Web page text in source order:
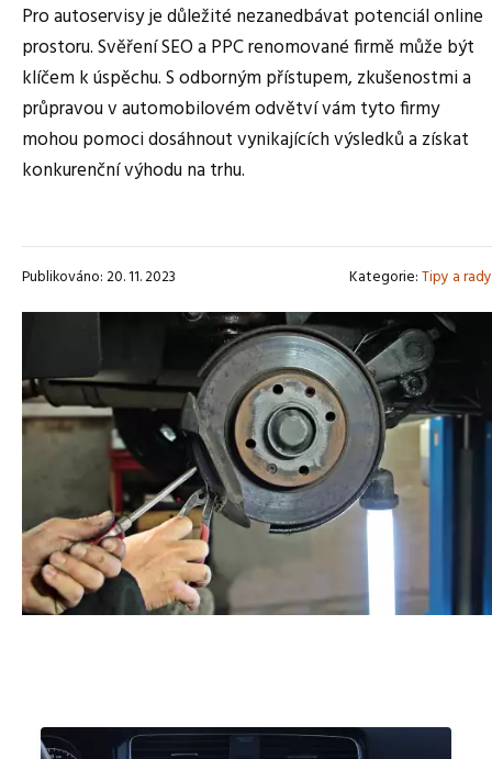
Pro autoservisy je důležité nezanedbávat potenciál online
prostoru. Svěření SEO a PPC renomované firmě může být
klíčem k úspěchu. S odborným přístupem, zkušenostmi a
průpravou v automobilovém odvětví vám tyto firmy
mohou pomoci dosáhnout vynikajících výsledků a získat
konkurenční výhodu na trhu.
Publikováno: 20. 11. 2023 Kategorie:Tipy a rady